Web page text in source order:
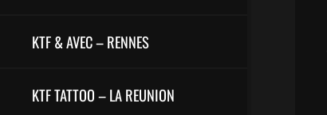
KTF & AVEC – RENNES
KTF TATTOO – LA REUNION